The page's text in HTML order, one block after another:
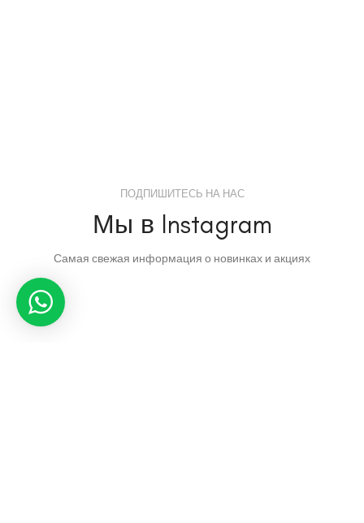
ПОДПИШИТЕСЬ НА НАС
Мы в Instagram
Самая свежая информация о новинках и акциях